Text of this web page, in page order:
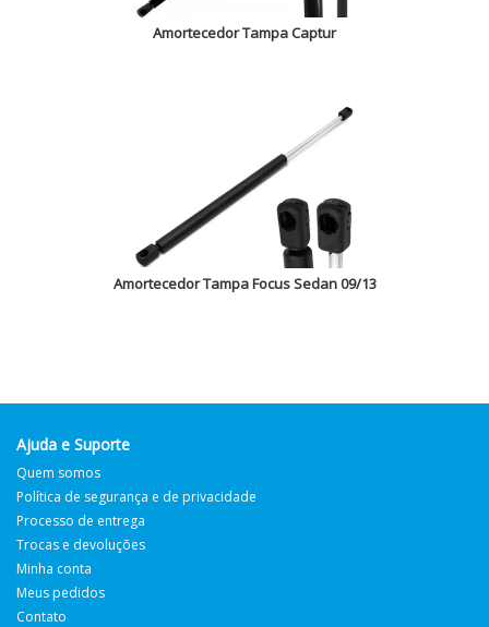
Amortecedor Tampa Captur
Amortecedor Tampa Focus Sedan 09/13
Ajuda e Suporte
Quem somos
Política de segurança e de privacidade
Processo de entrega
Trocas e devoluções
Minha conta
Meus pedidos
Contato